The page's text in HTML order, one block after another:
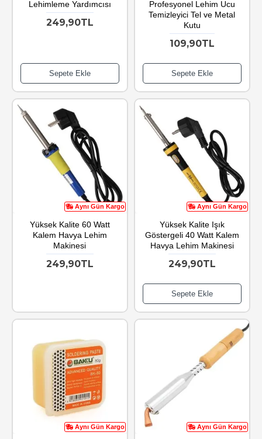
Lehimleme Yardımcısı
249,90TL
Sepete Ekle
Profesyonel Lehim Ucu
Temizleyici Tel ve Metal
Kutu
109,90TL
Sepete Ekle
Aynı Gün Kargo
Yüksek Kalite 60 Watt
Kalem Havya Lehim
Makinesi
249,90TL
Aynı Gün Kargo
Yüksek Kalite Işık
Göstergeli 40 Watt Kalem
Havya Lehim Makinesi
249,90TL
Sepete Ekle
Aynı Gün Kargo Aynı Gün Kargo